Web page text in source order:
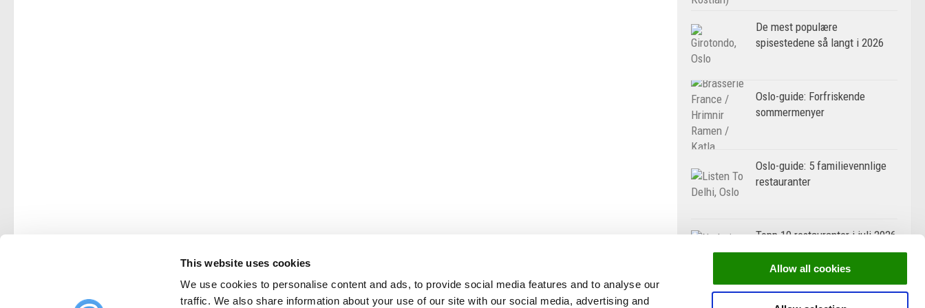
This website uses cookies
We use cookies to personalise content and ads, to provide social media features and to analyse our
traffic. We also share information about your use of our site with our social media, advertising and
Allow all cookies
De mest populære
spisestedene så langt i 2026
Oslo-guide: Forfriskende
sommermenyer
Oslo-guide: 5 familievennlige
restauranter
Topp 10 restauranter i juli 2026